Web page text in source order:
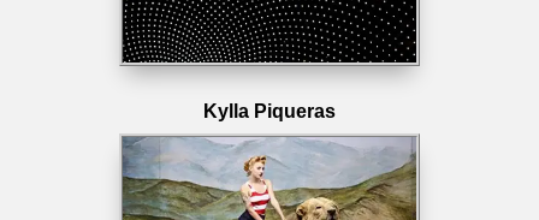
Kylla Piqueras